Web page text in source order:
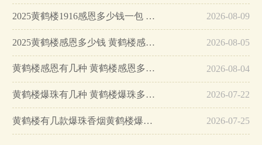
2025黄鹤楼1916感恩多少钱一包 2025黄鹤楼硬1916感恩价格表图… 2026-08-09
2025黄鹤楼感恩多少钱 黄鹤楼感恩香烟价格表图… 2026-08-05
黄鹤楼感恩有几种 黄鹤楼感恩多少钱?… 2026-08-04
黄鹤楼爆珠有几种 黄鹤楼爆珠多少钱一包… 2026-07-22
黄鹤楼有几款爆珠香烟黄鹤楼爆珠香烟价格… 2026-07-25